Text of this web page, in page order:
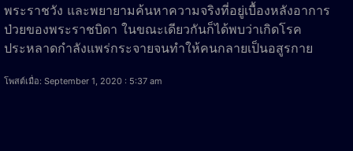
พระราชวัง และพยายามค้นหาความจริงที่อยู่เบื้องหลังอาการ
ป่วยของพระราชบิดา ในขณะเดียวกันก็ได้พบว่าเกิดโรค
ประหลาดกำลังแพร่กระจายจนทำให้คนกลายเป็นอสูรกาย
โพสต์เมื่อ: September 1, 2020 : 5:37 am